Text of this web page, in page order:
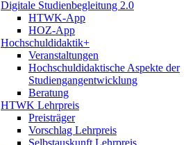
Digitale Studienbegleitung 2.0
HTWK-App
HOZ-App
Hochschuldidaktik+
Veranstaltungen
Hochschuldidaktische Aspekte der
Studiengangentwicklung
Beratung
HTWK Lehrpreis
Preisträger
Vorschlag Lehrpreis
Selbstauskunft Lehrpreis